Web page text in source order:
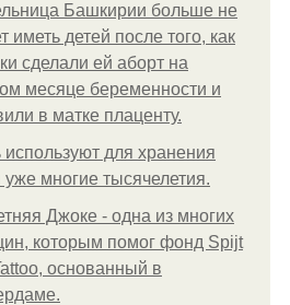
Башкирии больше не
иметь детей после того, как
сделали ей аборт на
месяце беременности и
в матке плаценту.
используют для хранения
многие тысячелетия.
Джоке - одна из многих
которым помог фонд Spijt
основанный в